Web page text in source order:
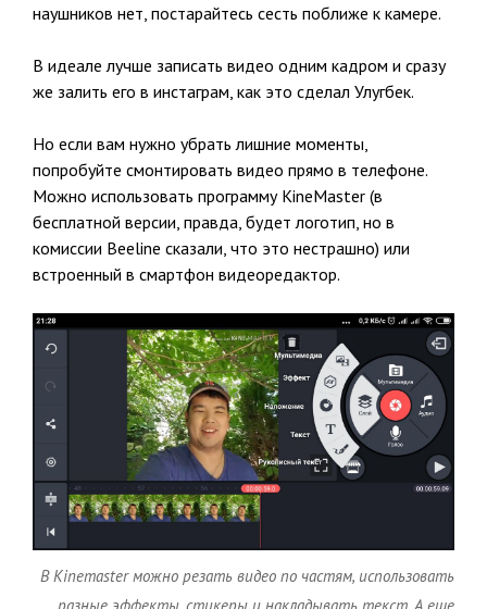
наушников нет, постарайтесь сесть поближе к камере.
В идеале лучше записать видео одним кадром и сразу
же залить его в инстаграм, как это сделал Улугбек.
Но если вам нужно убрать лишние моменты,
попробуйте смонтировать видео прямо в телефоне.
Можно использовать программу KineMaster (в
бесплатной версии, правда, будет логотип, но в
комиссии Beeline сказали, что это нестрашно) или
встроенный в смартфон видеоредактор.
В Kinemaster можно резать видео по частям, использовать